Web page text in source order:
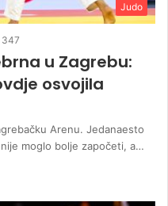
Judo
347
u Zagrebu:
osvojila
Arenu. Jedanaesto
moglo bolje započeti, a…